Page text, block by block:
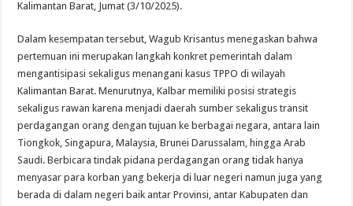
Kalimantan Barat, Jumat (3/10/2025).
Dalam kesempatan tersebut, Wagub Krisantus menegaskan bahwa
pertemuan ini merupakan langkah konkret pemerintah dalam
mengantisipasi sekaligus menangani kasus TPPO di wilayah
Kalimantan Barat. Menurutnya, Kalbar memiliki posisi strategis
sekaligus rawan karena menjadi daerah sumber sekaligus transit
perdagangan orang dengan tujuan ke berbagai negara, antara lain
Tiongkok, Singapura, Malaysia, Brunei Darussalam, hingga Arab
Saudi. Berbicara tindak pidana perdagangan orang tidak hanya
menyasar para korban yang bekerja di luar negeri namun juga yang
berada di dalam negeri baik antar Provinsi, antar Kabupaten dan